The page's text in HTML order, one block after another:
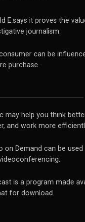
E.says it proves the
journalism.
can be
purchase.
may help you think
and work more
on Demand can be
is a program made
for download.